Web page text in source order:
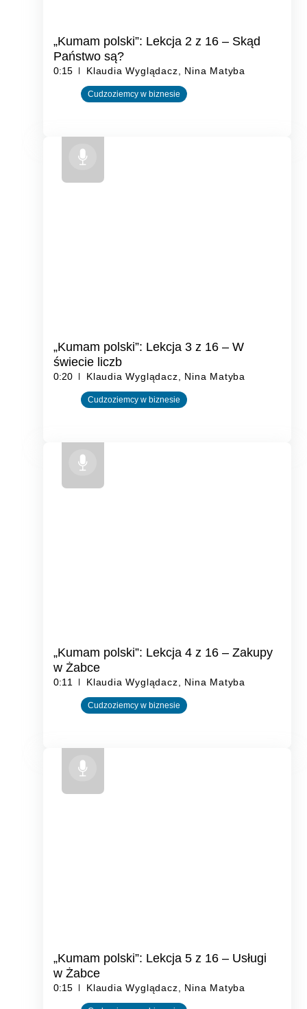
„Kumam polski”: Lekcja 2 z 16 – Skąd
Państwo są?
0:15 Klaudia Wyglądacz, Nina Matyba
Cudzoziemcy w biznesie
„Kumam polski”: Lekcja 3 z 16 – W
świecie liczb
0:20 Klaudia Wyglądacz, Nina Matyba
Cudzoziemcy w biznesie
„Kumam polski”: Lekcja 4 z 16 – Zakupy
w Żabce
0:11 Klaudia Wyglądacz, Nina Matyba
Cudzoziemcy w biznesie
„Kumam polski”: Lekcja 5 z 16 – Usługi
w Żabce
0:15 Klaudia Wyglądacz, Nina Matyba